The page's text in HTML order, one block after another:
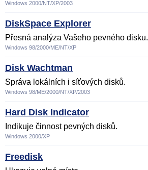
Windows 2000/NT/XP/2003
DiskSpace Explorer
Přesná analýza Vašeho pevného disku.
Windows 98/2000/ME/NT/XP
Disk Wachtman
Správa lokálních i síťových disků.
Windows 98/ME/2000/NT/XP/2003
Hard Disk Indicator
Indikuje činnost pevných disků.
Windows 2000/XP
Freedisk